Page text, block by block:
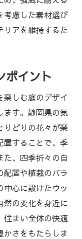
ラン
せたデザイン
り
夫
クステリアの
び
レイアウト
計画
導入
ドを追う
考慮した素材選び
リアを維持するた
ポイント
楽しむ庭のデザイ
ます。静岡県の気
りどりの花々が楽
置することで、季
た、四季折々の自
配置や植栽のバラ
中心に設けたウッ
然の変化を身近に
住まい全体の快適
かさをもたらしま